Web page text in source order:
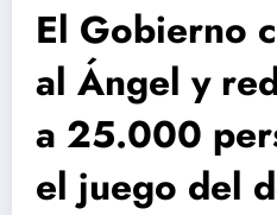
El Gobierno
al Ángel y
a 25.000
el juego del